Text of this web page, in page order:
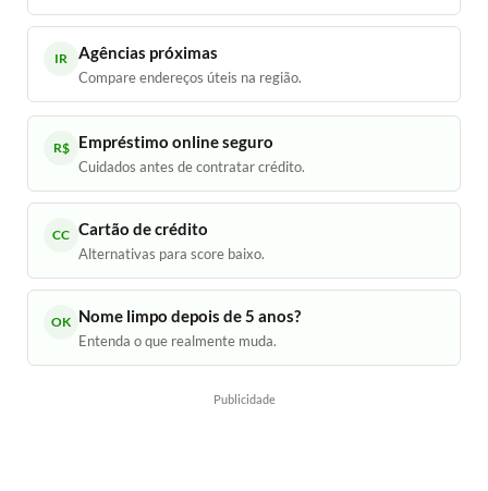
IR Agências próximas
Compare endereços úteis na região.
R$ Empréstimo online seguro
Cuidados antes de contratar crédito.
CC Cartão de crédito
Alternativas para score baixo.
OK Nome limpo depois de 5 anos?
Entenda o que realmente muda.
Publicidade